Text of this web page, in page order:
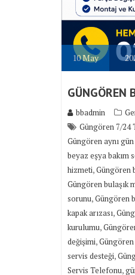
10May
GÜNGÖREN
bbadmin
Güngören 7/24
Güngören aynı
beyaz eşya bakım
hizmeti,Güngören
Güngören bulaşık
sorunu,Güngören
kapak arızası,
kurulumu,
değişimi,Güngören
servis desteği,
Servis Telefonu,